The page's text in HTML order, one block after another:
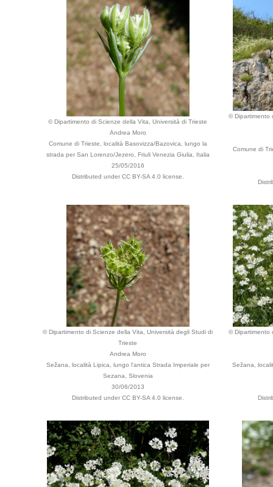
© Dipartimento di Scienze della Vita, Università di Trieste
Andrea Moro
Comune di Trieste, località Basovizza/Bazovica, lungo la
strada per San Lorenzo/Jezero, Friuli Venezia Giulia, Italia
25/05/2016
Distributed under CC BY-SA 4.0 license.
© Dipartimento
Comune di
© Dipartimento di Scienze della Vita, Università degli Studi di
Trieste
Andrea Moro
Sežana, località Lipica, lungo l'antica Strada Imperiale per
Sezana, Slovenia
30/06/2013
Distributed under CC BY-SA 4.0 license.
© Dipartimento
Sežana,